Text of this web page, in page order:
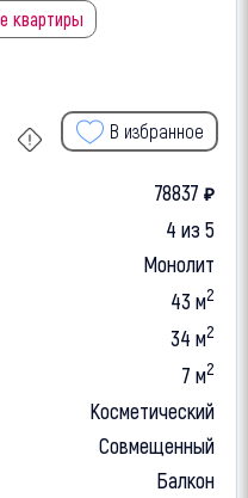
квартиры
В избранное
78837₽
4 из 5
Монолит
43 м2
34 м2
7 м2
Косметический
Совмещенный
Балкон